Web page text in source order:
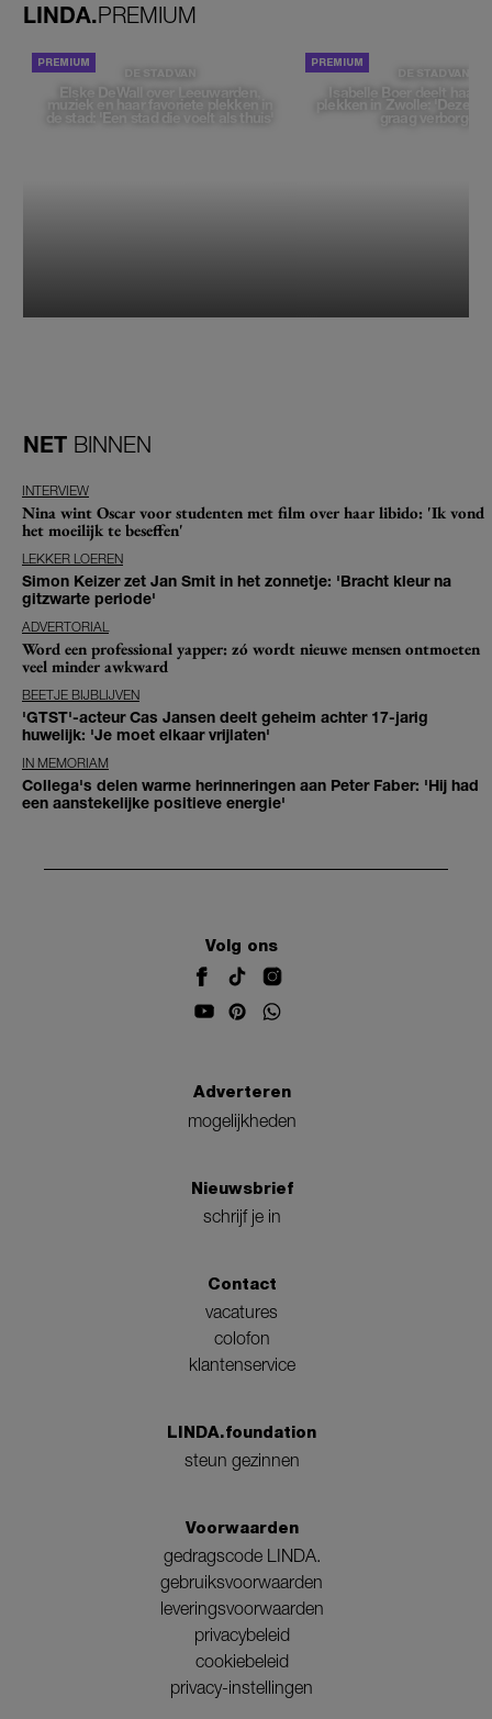
LINDA.PREMIUM
DE STAD VAN
Elske DeWall over Leeuwarden,
muziek en haar favoriete plekken in
de stad: 'Een stad die voelt als thuis'
DE STAD VAN
Isabelle Boer deelt haar
plekken in Zwolle: 'Deze
graag verborgen'
NET BINNEN
INTERVIEW
Nina wint Oscar voor studenten met film over haar libido: 'Ik vond
het moeilijk te beseffen'
LEKKER LOEREN
Simon Keizer zet Jan Smit in het zonnetje: 'Bracht kleur na
gitzwarte periode'
ADVERTORIAL
Word een professional yapper: zó wordt nieuwe mensen ontmoeten
veel minder awkward
BEETJE BIJBLIJVEN
'GTST'-acteur Cas Jansen deelt geheim achter 17-jarig
huwelijk: 'Je moet elkaar vrijlaten'
IN MEMORIAM
Collega's delen warme herinneringen aan Peter Faber: 'Hij had
een aanstekelijke positieve energie'
Volg ons
Adverteren
mogelijkheden
Nieuwsbrief
schrijf je in
Contact
vacatures
colofon
klantenservice
LINDA.foundation
steun gezinnen
Voorwaarden
gedragscode LINDA.
gebruiksvoorwaarden
leveringsvoorwaarden
privacybeleid
cookiebeleid
privacy-instellingen